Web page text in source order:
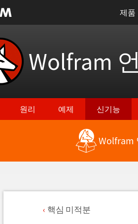
제품
Wolfram
원리 예제 신기능
Wolfram
핵심 미적분